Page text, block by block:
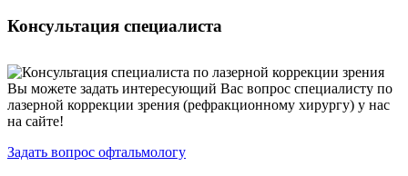
Консультация специалиста
Вы можете задать интересующий Вас вопрос специалисту по
лазерной коррекции зрения (рефракционному хирургу) у нас
на сайте!
Задать вопрос офтальмологу